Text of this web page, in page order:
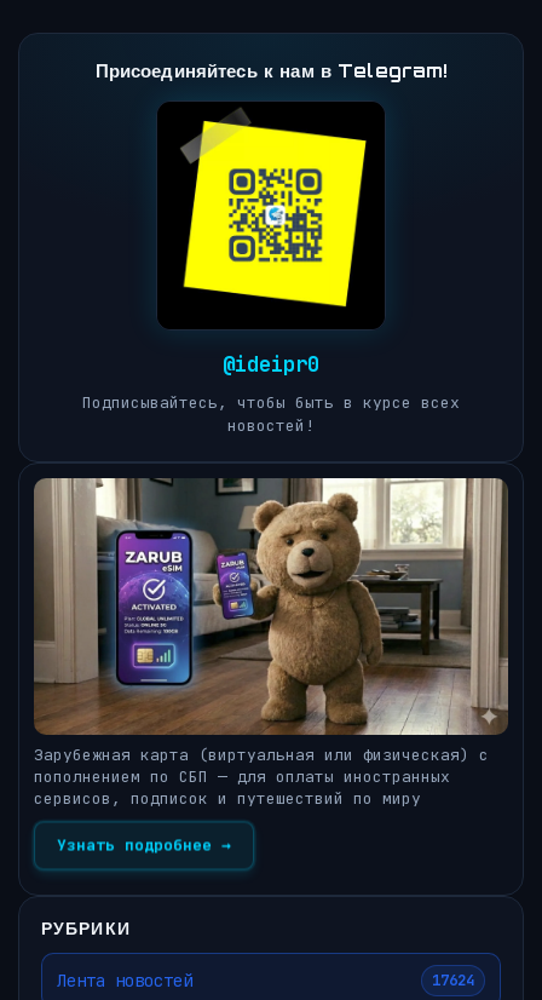
Присоединяйтесь к нам в Telegram!
@ideipr0
Подписывайтесь, чтобы быть в курсе всех
новостей!
Зарубежная карта (виртуальная или физическая) с
пополнением по СБП — для оплаты иностранных
сервисов, подписок и путешествий по миру
Узнать подробнее →
РУБРИКИ
Лента новостей 17624